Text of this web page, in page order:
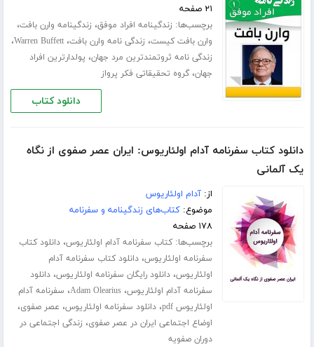
۲۱ صفحه
برچسب‌ها: زندگینامه افراد موفق، زندگینامه وارن بافت،
وارن بافت کیست، زندگی نامه وارن بافت،Warren Buffett،
زندگی نامه ثروتمندترین مرد جهان، پولدارترین افراد
جهان،گروه تحقیقاتی فکر پرواز
دانلود کتاب
دانلود کتاب سفرنامه آدام اولئاریوس: ایران عصر صفوی از نگاه
یک آلمانی
از:آدام اولئاریوس
موضوع:کتاب‌های زندگینامه و سفرنامه
۱۷۸ صفحه
برچسب‌ها:کتاب سفرنامه آدام اولئاریوس،دانلود کتاب
سفرنامه اولئاریوس،دانلود کتاب سفرنامه آدام
اولئاریوس،دانلود رایگان سفرنامه اولئاریوس،دانلود
سفرنامه آدام اولئاریوس،Adam Olearius، سفرنامه آدام
اولئاریوس pdf
،دانلود سفرنامه اولئاریوس، عصر صفوی،
اوضاع اجتماعی ایران در عصر صفوی، زندگی اجتماعی در
دوران صفویه